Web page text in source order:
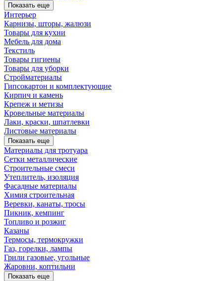
Показать еще
Интерьер
Карнизы, шторы, жалюзи
Товары для кухни
Мебель для дома
Текстиль
Товары гигиены
Товары для уборки
Стройматериалы
Гипсокартон и комплектующие
Кирпич и камень
Крепеж и метизы
Кровельные материалы
Лаки, краски, шпатлевки
Листовые материалы
Показать еще
Материалы для тротуара
Сетки металлические
Строительные смеси
Утеплитель, изоляция
Фасадные материалы
Химия строительная
Веревки, канаты, тросы
Пикник, кемпинг
Топливо и розжиг
Казаны
Термосы, термокружки
Газ, горелки, лампы
Грили газовые, угольные
Жаровни, коптильни
Показать еще